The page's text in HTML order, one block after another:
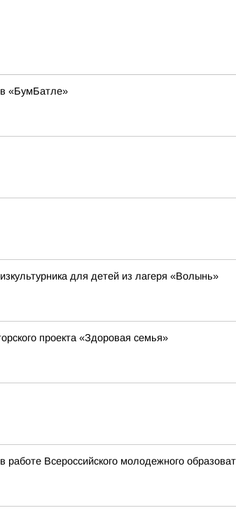
в «БумБатле»
для детей из лагеря «Волынь»
проекта «Здоровая семья»
работе Всероссийского молодежного